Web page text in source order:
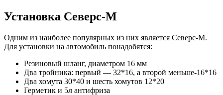
Установка Северс-М
Одним из наиболее популярных из них является Северс-М.
Для установки на автомобиль понадобятся:
Резиновый шланг, диаметром 16 мм
Два тройника: первый — 32*16, а второй меньше-16*16
Два хомута 30*40 и шесть хомутов 12*20
Герметик и 5л антифриза